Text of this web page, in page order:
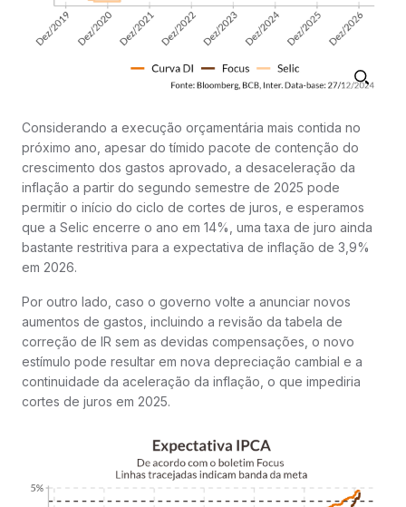
Considerando a execução orçamentária mais contida no
próximo ano, apesar do tímido pacote de contenção do
crescimento dos gastos aprovado, a desaceleração da
inflação a partir do segundo semestre de 2025 pode
permitir o início do ciclo de cortes de juros, e esperamos
que a Selic encerre o ano em 14%, uma taxa de juro ainda
bastante restritiva para a expectativa de inflação de 3,9%
em 2026.
Por outro lado, caso o governo volte a anunciar novos
aumentos de gastos, incluindo a revisão da tabela de
correção de IR sem as devidas compensações, o novo
estímulo pode resultar em nova depreciação cambial e a
continuidade da aceleração da inflação, o que impediria
cortes de juros em 2025.